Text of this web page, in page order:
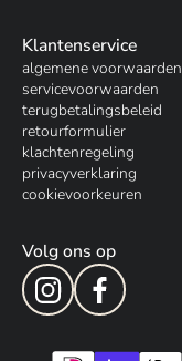
Klantenservice
algemene voorwaarden
servicevoorwaarden
terugbetalingsbeleid
retourformulier
klachtenregeling
privacyverklaring
cookievoorkeuren
Volg ons op